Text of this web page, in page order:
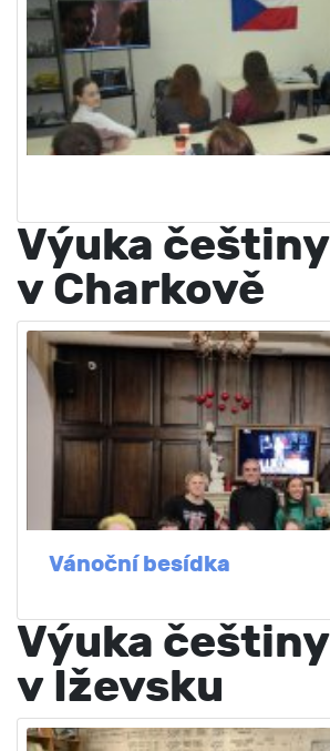
Výuka češtiny
v Charkově
Vánoční besídka
Výuka češtiny
v Iževsku